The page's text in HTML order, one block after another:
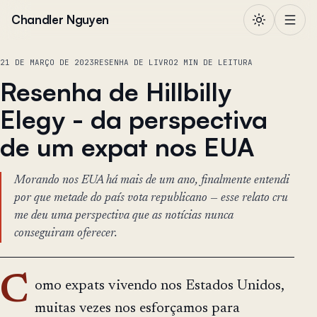
Chandler Nguyen
21 DE MARÇO DE 2023RESENHA DE LIVRO2 MIN DE LEITURA
Resenha de Hillbilly
Elegy - da perspectiva
de um expat nos EUA
Morando nos EUA há mais de um ano, finalmente entendi
por que metade do país vota republicano — esse relato cru
me deu uma perspectiva que as notícias nunca
conseguiram oferecer.
C omo expats vivendo nos Estados Unidos,
muitas vezes nos esforçamos para